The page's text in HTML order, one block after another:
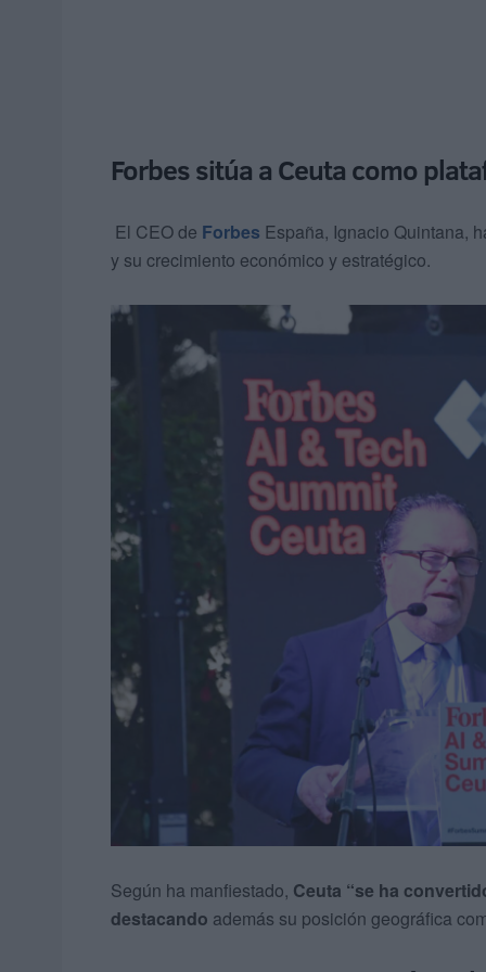
Forbes sitúa a Ceuta como
El CEO de Forbes España, Ignacio Quintana,
y su crecimiento económico y estratégico.
Según ha manfiestado, Ceuta “se ha
destacando además su posición geográfica